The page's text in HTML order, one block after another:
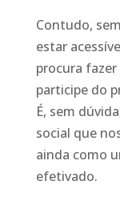
Contudo,
estar
procura
participe do
É, sem
social que
ainda como
efetivado.